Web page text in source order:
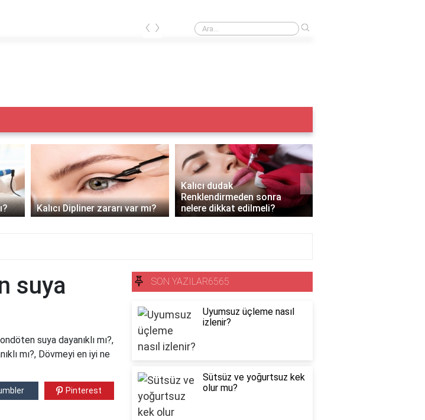
Iple kaş alma acıtır mı?
‹ ›
Kalıcı Dipliner zararı var mı?
Kalıcı dudak
Renklendirmeden sonra
nelere dikkat edilmeli?
›
suya
suya dayanıklı mı?,
mı?, Dövmeyi en iyi ne
Pinterest
SON YAZILAR6565
Uyumsuz üçleme nasıl
izlenir?
Sütsüz ve yoğurtsuz kek
olur mu?